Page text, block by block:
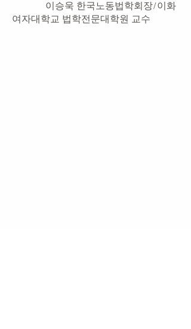
이승욱 한국노동법학회장/이화
여자대학교 법학전문대학원 교수